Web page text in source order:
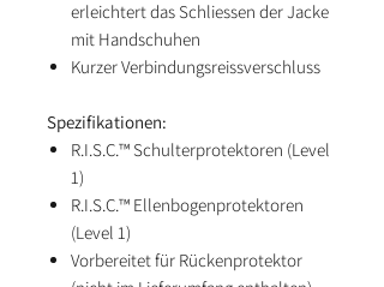
erleichtert das Schliessen der Jacke
mit Handschuhen
Kurzer Verbindungsreissverschluss
Spezifikationen:
R.I.S.C.™ Schulterprotektoren (Level
1)
R.I.S.C.™ Ellenbogenprotektoren
(Level 1)
Vorbereitet für Rückenprotektor